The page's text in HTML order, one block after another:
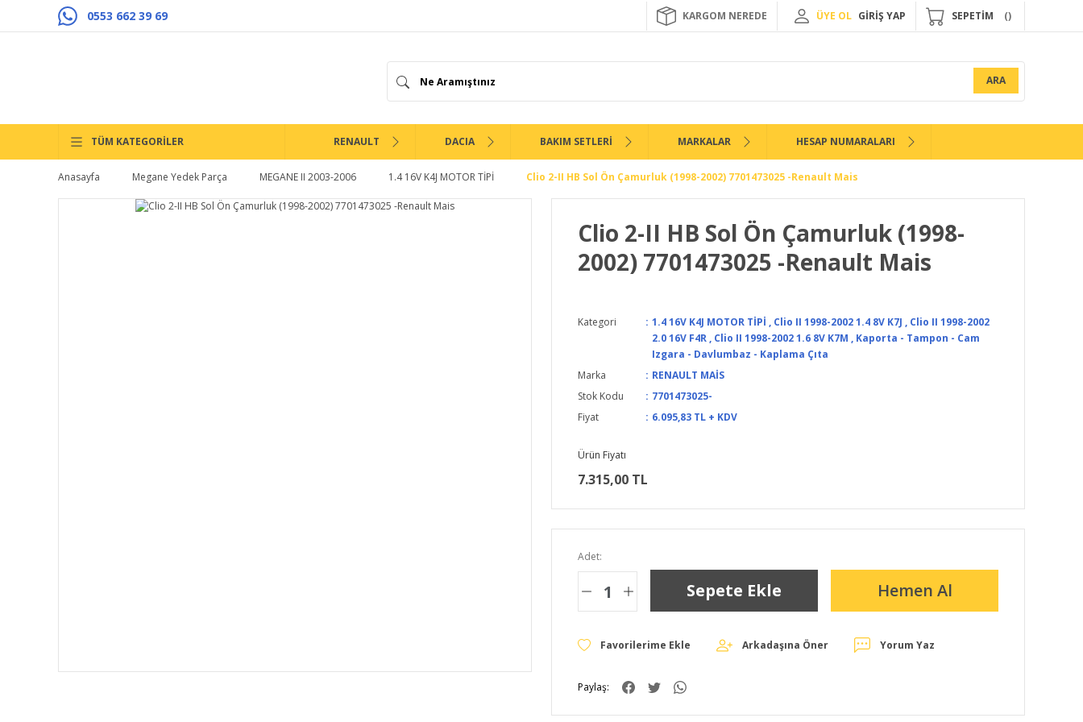
0553 662 39 69 KARGOM NEREDE ÜYE OL GİRİŞ YAP SEPETİM
ARA
TÜM KATEGORİLER RENAULT DACIA BAKIM SETLERİ MARKALAR HESAP NUMARALARI
Anasayfa Megane Yedek Parça MEGANE II 2003-2006 1.4 16V K4J MOTOR TİPİ Clio 2-II HB Sol Ön Çamurluk (1998-2002) 7701473025 -Renault Mais
Clio 2-II HB Sol Ön Çamurluk (1998-
2002) 7701473025 -Renault Mais
Kategori 1.4 16V K4J MOTOR TİPİ , Clio II 1998-2002 1.4 8V K7J , Clio II 1998-2002
2.0 16V F4R , Clio II 1998-2002 1.6 8V K7M , Kaporta - Tampon - Cam
Izgara - Davlumbaz - Kaplama Çıta
Marka
RENAULT MAİS
Stok Kodu
7701473025-
Fiyat
6.095,83 TL + KDV
Ürün Fiyatı
7.315,00 TL
Adet:
Sepete Ekle Hemen Al
Arkadaşına Öner Yorum Yaz
Paylaş: